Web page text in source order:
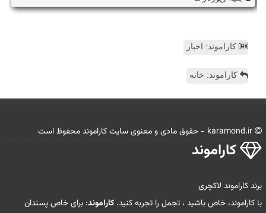
کاراموند: اخبار
کاراموند: خانه
كاراموند
برند کاراموند لاکچری
با کاراموند، خاص باشید ، تجمل را تجربه کنید. کاراموند: برای خاص پسندان